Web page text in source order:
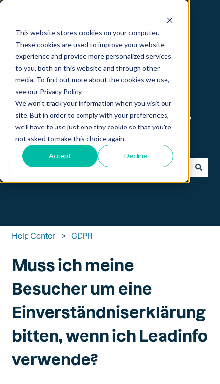
This website stores cookies on your computer.
These cookies are used to improve your website
experience and provide more personalized services
to you, both on this website and through other
media. To find out more about the cookies we use,
see our Privacy Policy.
We won't track your information when you visit our
site. But in order to comply with your preferences,
we'll have to use just one tiny cookie so that you're
not asked to make this choice again.
Accept Decline
Hallo 👋 wie können wir
helfen?
Es gibt keine Vorschläge, da das Suchfeld leer ist.
Help Center GDPR
Muss ich meine
Besucher um eine
Einverständniserklärung
bitten, wenn ich Leadinfo
verwende?